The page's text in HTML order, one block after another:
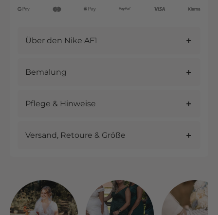
Über den Nike AF1
Bemalung
Pflege & Hinweise
Versand, Retoure & Größe